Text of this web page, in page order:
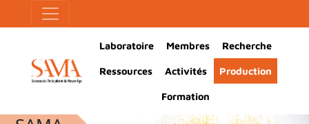
Aller au contenu principal
Main Navigation
Laboratoire Membres Recherche
Ressources Activités Production
Formation
Panneau de gestion des cookies